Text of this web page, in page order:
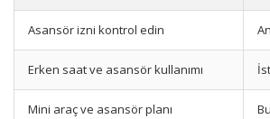
Asansör izni kontrol edin
Erken saat ve asansör kullanımı
Mini araç ve asansör planı